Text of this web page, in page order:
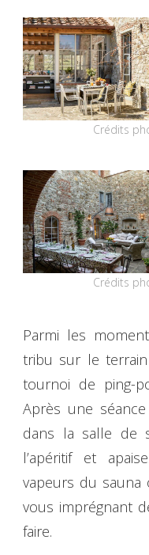
Crédits
Crédits
Parmi les
tribu sur le
tournoi de ping-
Après une
dans la salle de
l’apéritif et
vapeurs du
vous imprégnant
faire.